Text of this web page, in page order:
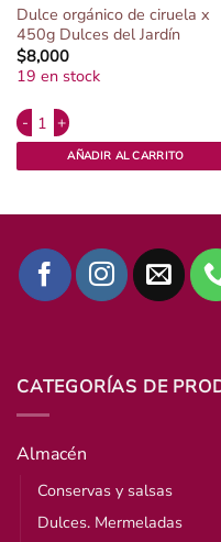
Dulce orgánico de ciruela x
450g Dulces del Jardín
$8,000
19 en stock
Dulce orgánico de ciruela x
AÑADIR AL CARRITO
por 1k. cantidad
CATEGORÍAS DE
Almacén
Conservas y salsas
Dulces. Mermeladas